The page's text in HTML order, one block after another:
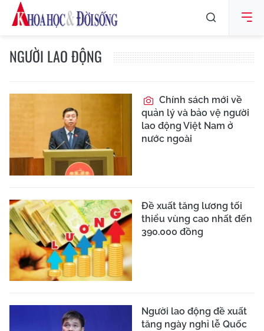
NGƯỜI LAO ĐỘNG
Chính sách mới về
quản lý và bảo vệ người
lao động Việt Nam ở
nước ngoài
Đề xuất tăng lương tối
thiểu vùng cao nhất đến
390.000 đồng
Người lao động đề xuất
tăng ngày nghỉ lễ Quốc